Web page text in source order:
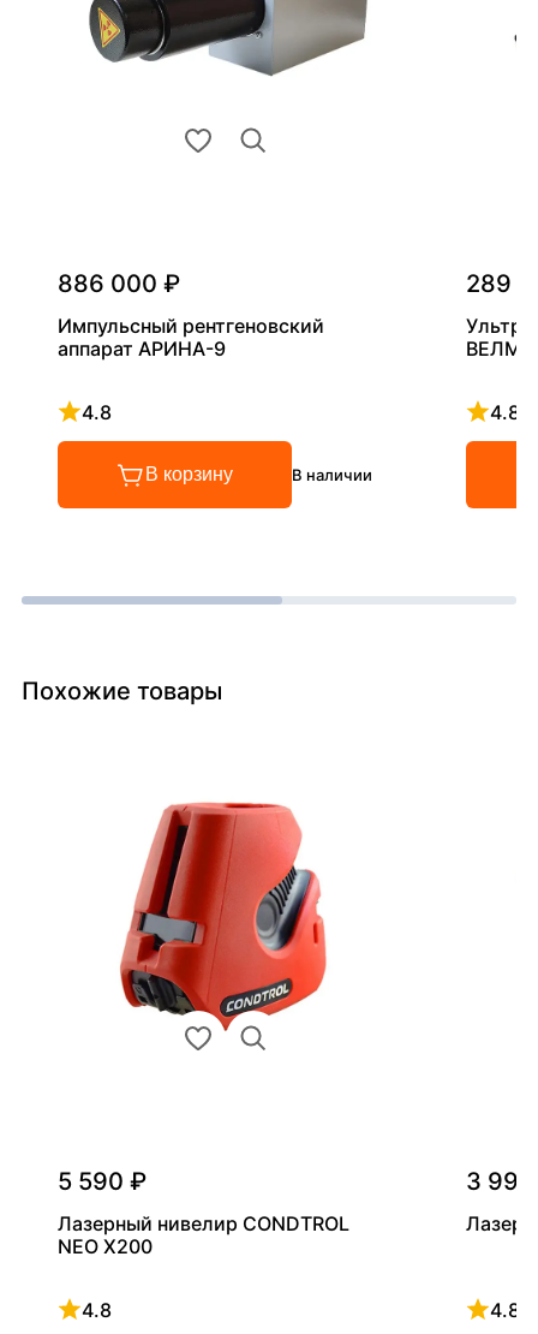
886 000 ₽
Импульсный рентгеновский
аппарат АРИНА-9
4.8
Рейтинг 4.8 из 5
В корзину В наличии
289
4.8
Похожие товары
5 590 ₽
Лазерный нивелир CONDTROL
NEO X200
4.8
Рейтинг 4.8 из 5
3
4.8